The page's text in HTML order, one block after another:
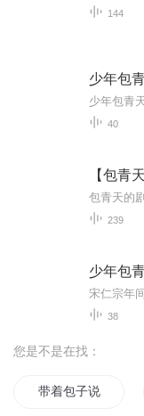
144
少年包
少年包青
40
【包青
239
少年包
38
您是不是在找：
带着包子说爱我